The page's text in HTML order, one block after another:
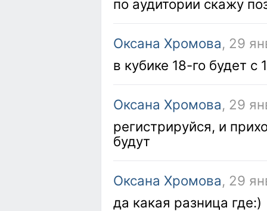
по аудитории скажу
Оксана Хромова, 29
в кубике 18-го будет с
Оксана Хромова, 29
регистрируйся, и
будут
Оксана Хромова, 29
да какая разница где:)